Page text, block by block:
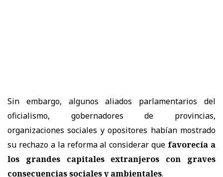
Sin embargo, algunos aliados parlamentarios del
oficialismo, gobernadores de provincias,
organizaciones sociales y opositores habían mostrado
su rechazo a la reforma al considerar que favorecía a
los grandes capitales extranjeros con graves
consecuencias sociales y ambientales.